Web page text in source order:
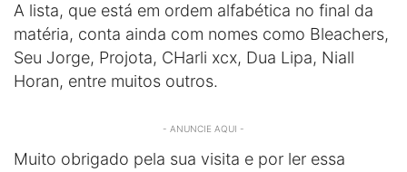
A lista, que está em ordem alfabética no final da
matéria, conta ainda com nomes como Bleachers,
Seu Jorge, Projota, CHarli xcx, Dua Lipa, Niall
Horan, entre muitos outros.
- ANUNCIE AQUI -
Muito obrigado pela sua visita e por ler essa